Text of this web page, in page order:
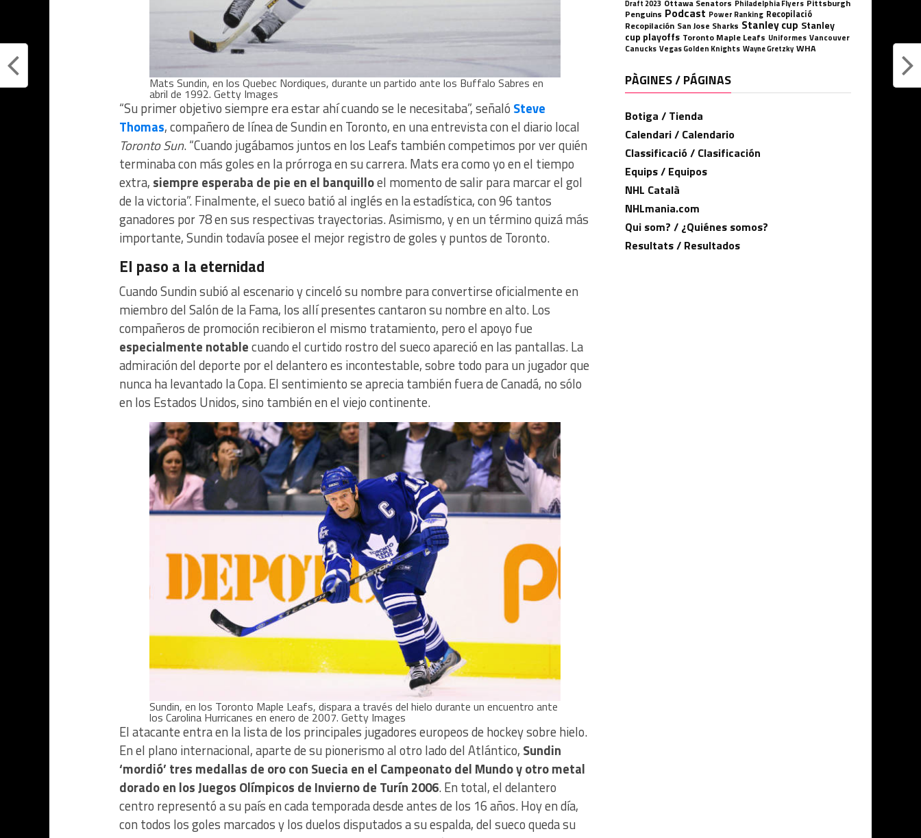
Mats Sundin, en los Quebec Nordiques, durante un partido ante los Buffalo Sabres en
abril de 1992. Getty Images
“Su primer objetivo siempre era estar ahí cuando se le necesitaba”, señaló Steve
Thomas, compañero de línea de Sundin en Toronto, en una entrevista con el diario local
Toronto Sun. “Cuando jugábamos juntos en los Leafs también competimos por ver quién
terminaba con más goles en la prórroga en su carrera. Mats era como yo en el tiempo
extra, siempre esperaba de pie en el banquilloel momento de salir para marcar el gol
de la victoria”. Finalmente, el sueco batió al inglés en la estadística, con 96 tantos
ganadores por 78 en sus respectivas trayectorias. Asimismo, y en un término quizá más
importante, Sundin todavía posee el mejor registro de goles y puntos de Toronto.
El paso a la eternidad
Cuando Sundin subió al escenario y cinceló su nombre para convertirse oficialmente en
miembro del Salón de la Fama, los allí presentes cantaron su nombre en alto. Los
compañeros de promoción recibieron el mismo tratamiento, pero el apoyo fue
especialmente notablecuando el curtido rostro del sueco apareció en las pantallas. La
admiración del deporte por el delantero es incontestable, sobre todo para un jugador que
nunca ha levantado la Copa. El sentimiento se aprecia también fuera de Canadá, no sólo
en los Estados Unidos, sino también en el viejo continente.
Sundin, en los Toronto Maple Leafs, dispara a través del hielo durante un encuentro ante
los Carolina Hurricanes en enero de 2007. Getty Images
El atacante entra en la lista de los principales jugadores europeos de hockey sobre hielo.
En el plano internacional, aparte de su pionerismo al otro lado del Atlántico, Sundin
‘mordió’ tres medallas de oro con Suecia en el Campeonato del Mundo y otro metal
dorado en los Juegos Olímpicos de Invierno de Turín 2006. En total, el delantero
centro representó a su país en cada temporada desde antes de los 16 años. Hoy en día,
con todos los goles marcados y los duelos disputados a su espalda, del sueco queda su
Draft 2023 Ottawa Senators Philadelphia Flyers Pittsburgh
Penguins Podcast Power Ranking Recopilació
Recopilación San Jose Sharks Stanley cup Stanley
cup playoffs Toronto Maple Leafs Uniformes Vancouver
Canucks Vegas Golden Knights Wayne Gretzky WHA
PÀGINES / PÁGINAS
Botiga / Tienda
Calendari / Calendario
Classificació / Clasificación
Equips / Equipos
NHL Català
NHLmania.com
Qui som? / ¿Quiénes somos?
Resultats / Resultados